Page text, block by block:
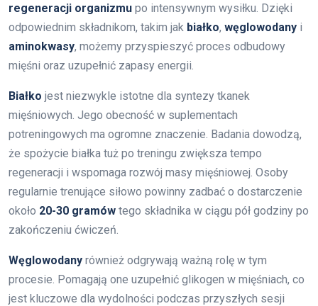
regeneracji organizmu po intensywnym wysiłku. Dzięki
odpowiednim składnikom, takim jak białko, węglowodany i
aminokwasy, możemy przyspieszyć proces odbudowy
mięśni oraz uzupełnić zapasy energii.
Białko jest niezwykle istotne dla syntezy tkanek
mięśniowych. Jego obecność w suplementach
potreningowych ma ogromne znaczenie. Badania dowodzą,
że spożycie białka tuż po treningu zwiększa tempo
regeneracji i wspomaga rozwój masy mięśniowej. Osoby
regularnie trenujące siłowo powinny zadbać o dostarczenie
około 20-30 gramów tego składnika w ciągu pół godziny po
zakończeniu ćwiczeń.
Węglowodany również odgrywają ważną rolę w tym
procesie. Pomagają one uzupełnić glikogen w mięśniach, co
jest kluczowe dla wydolności podczas przyszłych sesji